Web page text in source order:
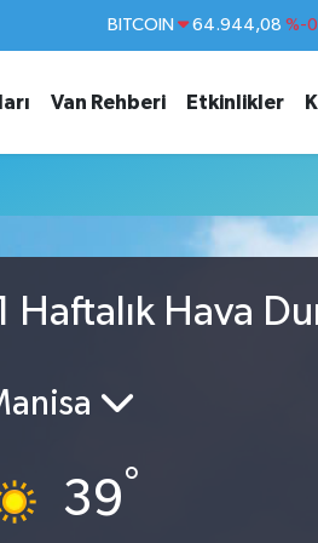
BITCOIN 64.944,08 %-
EURO 55,2510
STERLİN 64,4811
13.779 %-
Van Rehberi Etkinlikler
Haftalık Hava
39°